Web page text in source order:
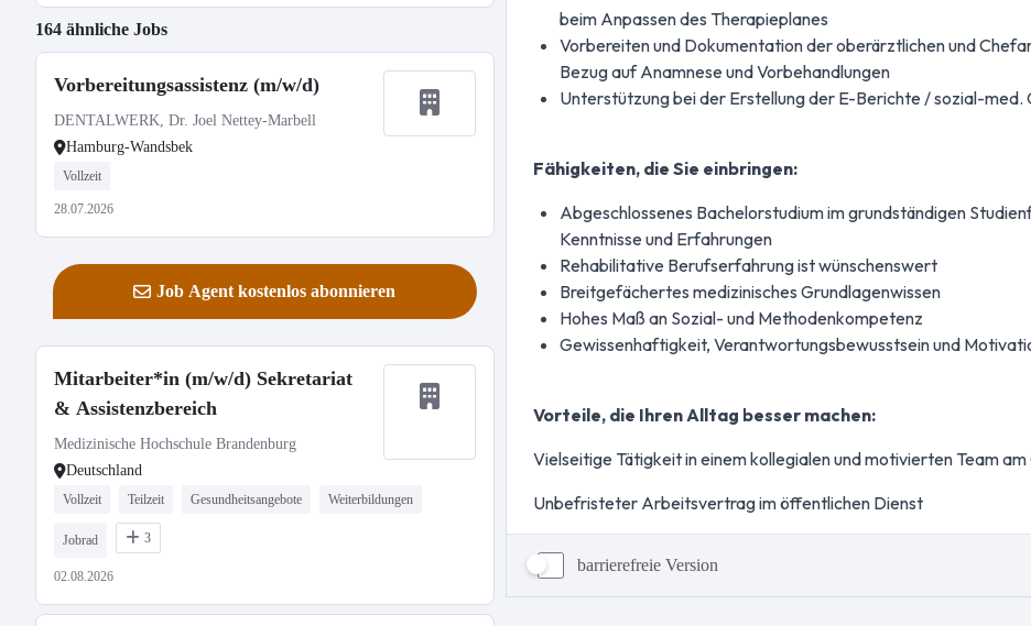
164 ähnliche Jobs
Vorbereitungsassistenz (m/w/d)
DENTALWERK, Dr. Joel Nettey-Marbell
Hamburg-Wandsbek
Vollzeit
28.07.2026
Job Agent kostenlos abonnieren
Mitarbeiter*in (m/w/d) Sekretariat
& Assistenzbereich
Medizinische Hochschule Brandenburg
Deutschland
Vollzeit Teilzeit Gesundheitsangebote Weiterbildungen
Jobrad 3
02.08.2026
barrierefreie Version